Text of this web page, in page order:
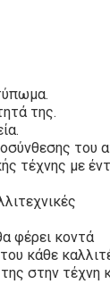
της.
του
τέχνης με
φέρει κοντά
κάθε
στην τέχνη